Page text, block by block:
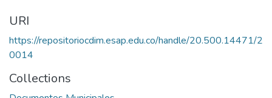
URI
https://repositoriocdim.esap.edu.co/handle/20.500.14471/2
0014
Collections